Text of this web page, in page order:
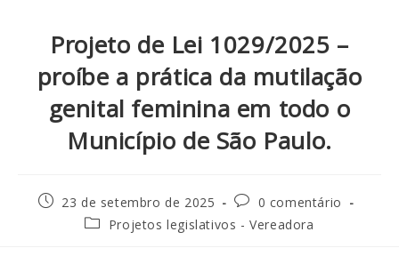
Projeto de Lei 1029/2025 –
proíbe a prática da mutilação
genital feminina em todo o
Município de São Paulo.
23 de setembro de 2025
0 comentário
Projetos legislativos - Vereadora